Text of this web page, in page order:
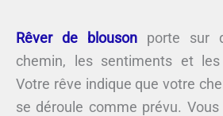
Rêver de blouson porte sur
chemin, les sentiments et
Votre rêve indique que votre
se déroule comme prévu.